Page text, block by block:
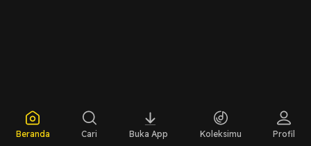
Beranda Cari Buka App Koleksimu Profil